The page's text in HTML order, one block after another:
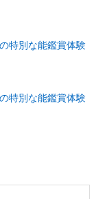
特別な能鑑賞体験
特別な能鑑賞体験